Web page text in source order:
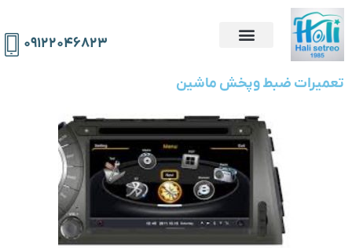
۰۹۱۲۲۰۴۶۸۲۳
تعمیرات ضبط وپخش ماشین